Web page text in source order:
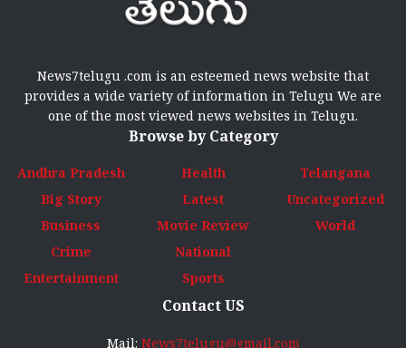
News7telugu .com is an esteemed news website that
provides a wide variety of information in Telugu We are
one of the most viewed news websites in Telugu.
Browse by Category
Andhra Pradesh
Big Story
Business
Crime
Entertainment
Health
Latest
Movie Review
National
Sports
Telangana
Uncategorized
World
Contact US
Mail: News7telugu@gmail.com